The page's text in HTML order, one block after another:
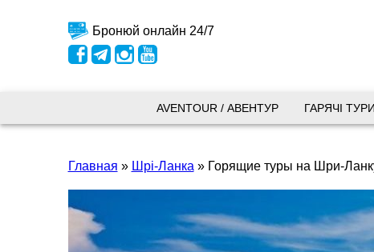
Бронюй онлайн 24/7
+38
+38
0800
AVENTOUR / АВЕНТУР ГАРЯЧІ ТУРИ
Главная » Шрі-Ланка » Горящие туры на Шри-